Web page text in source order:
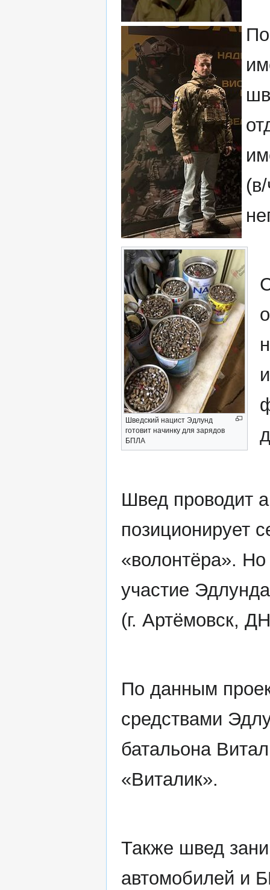
Шведский нацист Эдлунд
готовит начинку для зарядов
БПЛА
Швед проводит
позиционирует
«волонтёра».
участие
(г. Артёмовск,
По данным
средствами
батальона
«Виталик».
Также швед
автомобилей и